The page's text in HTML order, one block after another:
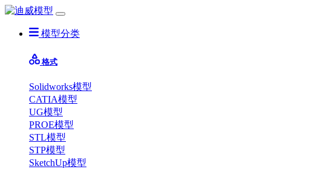
模型分类
格式
Solidworks模型
CATIA模型
UG模型
PROE模型
STL模型
STP模型
SketchUp模型